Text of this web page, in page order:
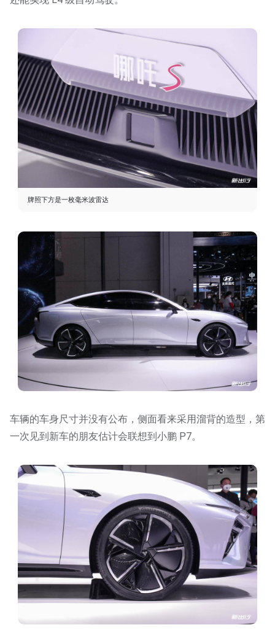
牌照下方是一枚毫米波雷达
车辆的车身尺寸并没有公布，侧面看来采用溜背的造型，第
一次见到新车的朋友估计会联想到小鹏 P7。